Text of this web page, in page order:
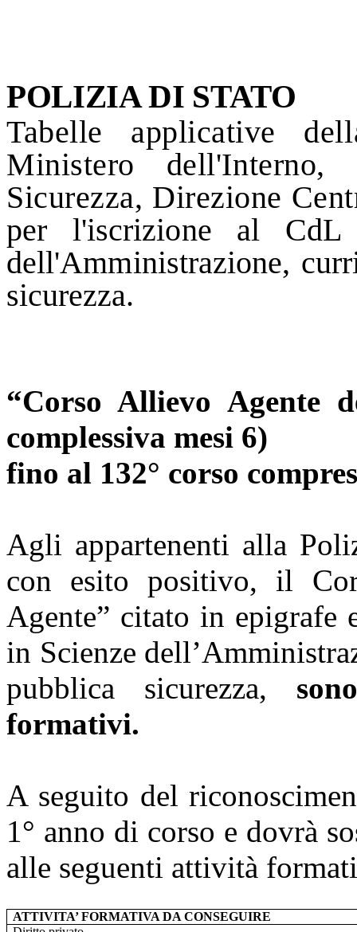
POLIZIA DI STATO
Tabelle applicative
Ministero dell'Interno,
Sicurezza, Direzione
per l'iscrizione al
dell'Amministrazione,
sicurezza.
“Corso Allievo Agente
complessiva mesi 6)
fino al 132° corso
Agli appartenenti alla
con esito positivo, il
Agente” citato in epigrafe
in Scienze
pubblica sicurezza,
formativi.
A seguito del
1° anno di corso e dovrà
alle seguenti attività
ATTIVITA’ FORMATIVA DA CONSEGUIRE